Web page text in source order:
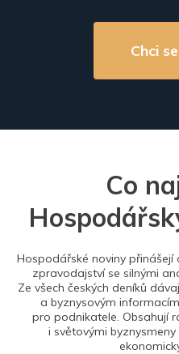
Chci
Co
Hospodářské noviny
zpravodajství se silnými
Ze všech českých deníků
a byznysovým
pro podnikatele. Obsahují
i světovými